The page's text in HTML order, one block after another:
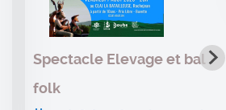
Spectacle Elevage et bal
folk